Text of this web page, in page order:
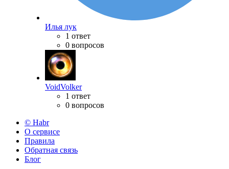
Илья лук
1 ответ
0 вопросов
VoidVolker
1 ответ
0 вопросов
© Habr
О сервисе
Правила
Обратная связь
Блог